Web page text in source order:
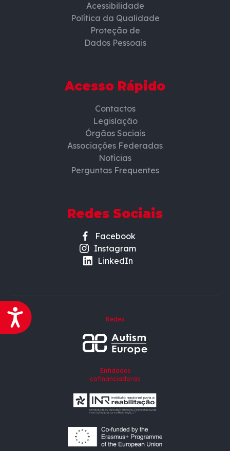
Acessibilidade
Acessibilidade
Política da Qualidade
Proteção de
Dados Pessoais
Acesso Rápido
Contactos
Legislação
Órgãos Sociais
Associações Federadas
Notícias
Perguntas Frequentes
Redes Sociais
Facebook
Instagram
LinkedIn
Redes
Entidades
cofinanciadoras